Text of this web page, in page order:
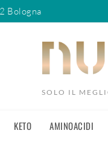
Bologna
SOLO IL
KETO AMINOACIDI